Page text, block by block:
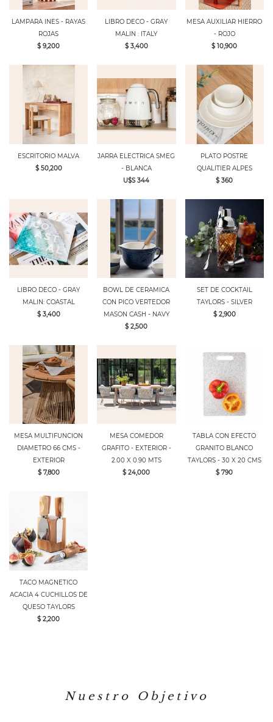
LAMPARA INES - RAYAS
ROJAS
$ 9,200
LIBRO DECO - GRAY
MALIN : ITALY
$ 3,400
MESA AUXILIAR HIERRO
- ROJO
$ 10,900
ESCRITORIO MALVA
$ 50,200
JARRA ELECTRICA SMEG
- BLANCA
U$S 344
PLATO POSTRE
QUALITIER ALPES
$ 360
LIBRO DECO - GRAY
MALIN: COASTAL
$ 3,400
BOWL DE CERAMICA
CON PICO VERTEDOR
MASON CASH - NAVY
$ 2,500
SET DE COCKTAIL
TAYLORS - SILVER
$ 2,900
MESA MULTIFUNCION
DIAMETRO 66 CMS -
EXTERIOR
$ 7,800
MESA COMEDOR
GRAFITO - EXTERIOR -
2.00 X 0.90 MTS
$ 24,000
TABLA CON EFECTO
GRANITO BLANCO
TAYLORS - 30 X 20 CMS
$ 790
TACO MAGNETICO
ACACIA 4 CUCHILLOS DE
QUESO TAYLORS
$ 2,200
N u e s t r o O b j e t i v o